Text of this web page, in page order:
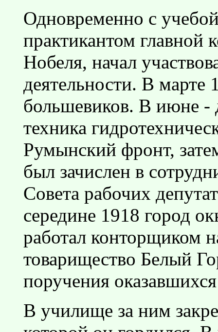
Одновременно с
практикантом главной
Нобеля, начал
деятельности. В марте
большевиков. В июне -
техника
Румынский фронт,
был зачислен в
Совета рабочих
середине 1918 город
работал конторщиком
товарищество Белый
поручения
В училище за ним